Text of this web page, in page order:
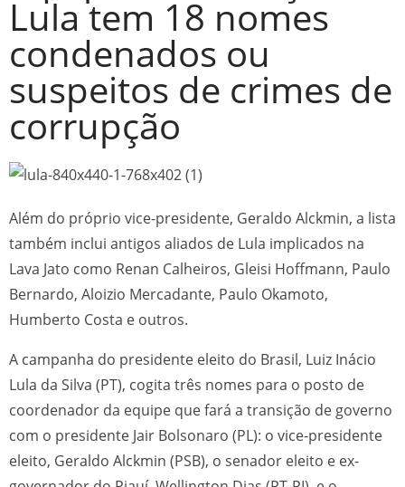
Lula tem 18 nomes
condenados ou
suspeitos de crimes de
corrupção
Além do próprio vice-presidente, Geraldo Alckmin, a lista
também inclui antigos aliados de Lula implicados na
Lava Jato como Renan Calheiros, Gleisi Hoffmann, Paulo
Bernardo, Aloizio Mercadante, Paulo Okamoto,
Humberto Costa e outros.
A campanha do presidente eleito do Brasil, Luiz Inácio
Lula da Silva (PT), cogita três nomes para o posto de
coordenador da equipe que fará a transição de governo
com o presidente Jair Bolsonaro (PL): o vice-presidente
eleito, Geraldo Alckmin (PSB), o senador eleito e ex-